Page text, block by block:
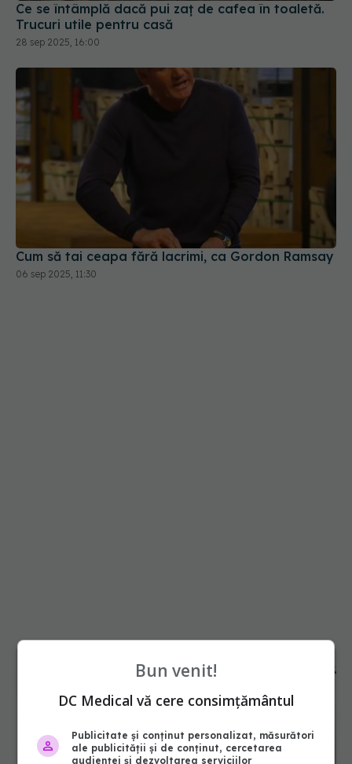
Ce se întâmplă dacă pui zaț de cafea în toaletă.
Trucuri utile pentru casă
28 sep 2025, 16:00
Cum să tai ceapa fără lacrimi, ca Gordon Ramsay
06 sep 2025, 11:30
Bun venit!
DC Medical vă cere consimțământul
Publicitate și conținut personalizat, măsurători
ale publicității și de conținut, cercetarea
audienței și dezvoltarea serviciilor